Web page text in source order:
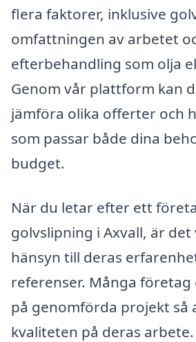
flera faktorer, inklusive
omfattningen av arbetet
efterbehandling som olja
Genom vår plattform kan
jämföra olika offerter och
som passar både dina
budget.
När du letar efter ett
golvslipning i Axvall, är
hänsyn till deras
referenser. Många
på genomförda projekt så
kvaliteten på deras arbete.